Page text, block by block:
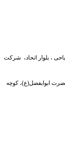
، بلوار اتحاد، شرکت
ابوابفضل(ع)، کوچه